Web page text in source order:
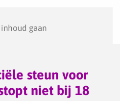
gaan
steun voor
niet bij 18